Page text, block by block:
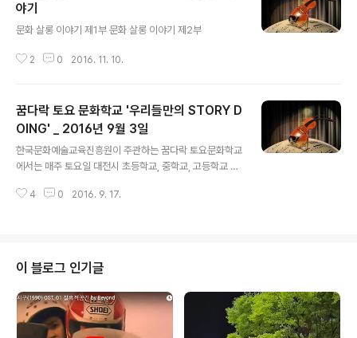
야기
문화 살롱 이야기 제1부 문화 살롱 이야기 제2부
2 0 2016. 11. 10.
꿈다락 토요 문화학교 '우리들만의 STORY D
OING' _ 2016년 9월 3일
한국문화예술교육진흥원이 주관하는 꿈다락 토요문화학교
에서는 매주 토요일 대전시 초등학교, 중학교, 고등학교 학
행하는 우리들만의 STORY DOING 프로그램을 진행한
4 0 2016. 9. 17.
이 블로그 인기글